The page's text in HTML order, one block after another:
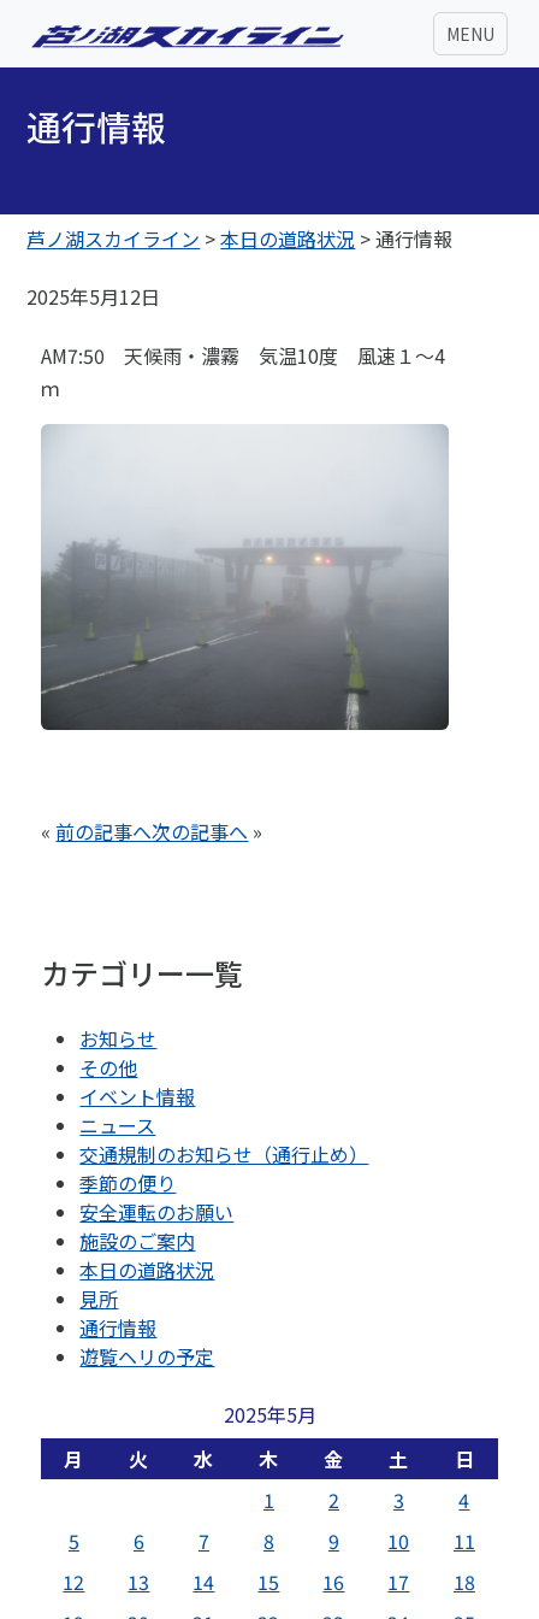
MENU
通行情報
芦ノ湖スカイライン >本日の道路状況 >通行情報
2025年5月12日
AM7:50 天候雨・濃霧 気温10度 風速１～4
ｍ
«前の記事へ次の記事へ »
カテゴリー一覧
お知らせ
その他
イベント情報
ニュース
交通規制のお知らせ（通行止め）
季節の便り
安全運転のお願い
施設のご案内
本日の道路状況
見所
通行情報
遊覧ヘリの予定
2025年5月
月
火 水 木 金 土
日
1
2 3
4
5
6 7 8 9 10
11
12
13 14 15 16 17
18